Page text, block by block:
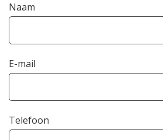
Naam
E-mail
Telefoon